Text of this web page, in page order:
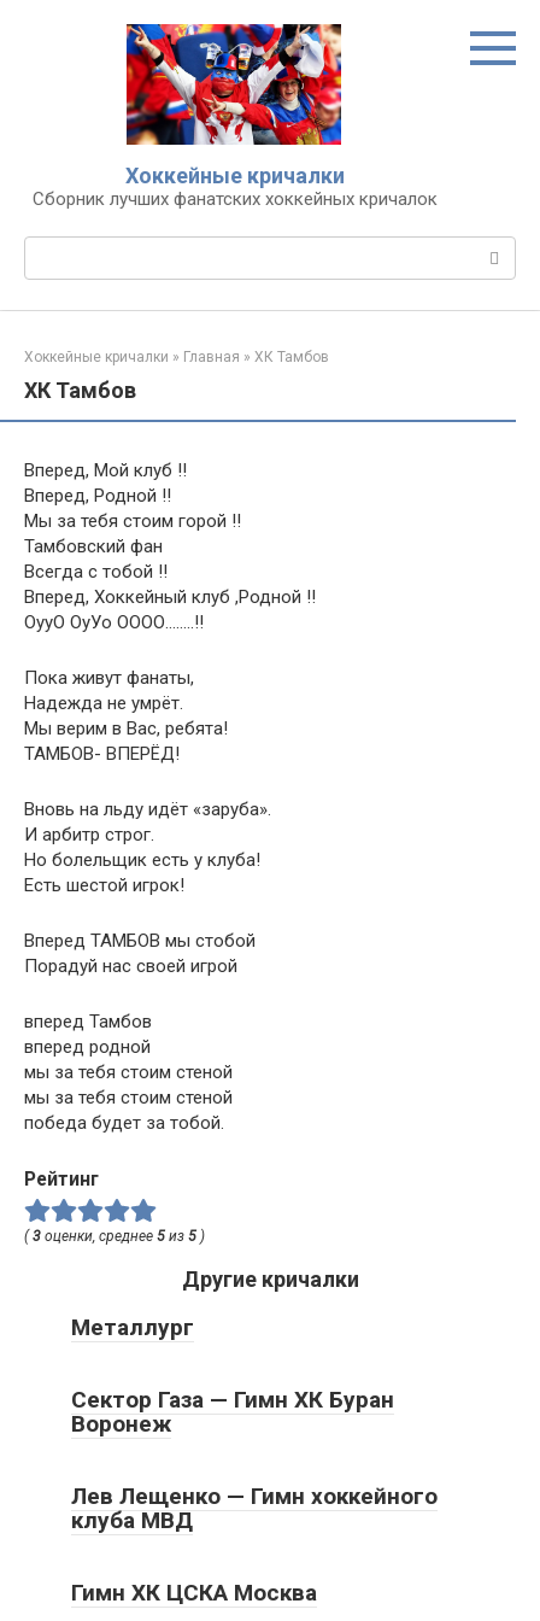
Хоккейные кричалки
Сборник лучших фанатских хоккейных кричалок
Хоккейные кричалки » Главная » ХК Тамбов
ХК Тамбов
Вперед, Мой клуб !!
Вперед, Родной !!
Мы за тебя стоим горой !!
Тамбовский фан
Всегда с тобой !!
Вперед, Хоккейный клуб ,Родной !!
ОууО ОуУо ОООО……..!!
Пока живут фанаты,
Надежда не умрёт.
Мы верим в Вас, ребята!
ТАМБОВ- ВПЕРЁД!
Вновь на льду идёт «заруба».
И арбитр строг.
Но болельщик есть у клуба!
Есть шестой игрок!
Вперед ТАМБОВ мы стобой
Порадуй нас своей игрой
вперед Тамбов
вперед родной
мы за тебя стоим стеной
мы за тебя стоим стеной
победа будет за тобой.
Рейтинг
(3 оценки, среднее 5 из 5 )
Другие кричалки
Металлург
Сектор Газа — Гимн ХК Буран
Воронеж
Лев Лещенко — Гимн хоккейного
клуба МВД
Гимн ХК ЦСКА Москва